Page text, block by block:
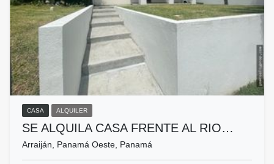
CASA ALQUILER
SE ALQUILA CASA FRENTE AL RIO…
Arraiján, Panamá Oeste, Panamá